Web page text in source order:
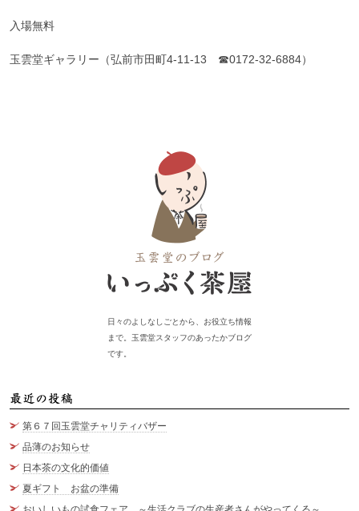
入場無料
玉雲堂ギャラリー（弘前市田町4-11‐13 ☎0172-32-6884）
日々のよしなしごとから、お役立ち情報
まで。玉雲堂スタッフのあったかブログ
です。
第６７回玉雲堂チャリティバザー
品薄のお知らせ
日本茶の文化的価値
夏ギフト お盆の準備